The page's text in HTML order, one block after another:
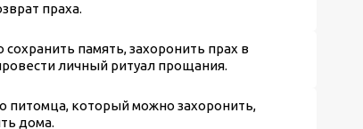
праха.
память, захоронить прах в
личный ритуал прощания.
питомца, который можно захоронить,
дома.